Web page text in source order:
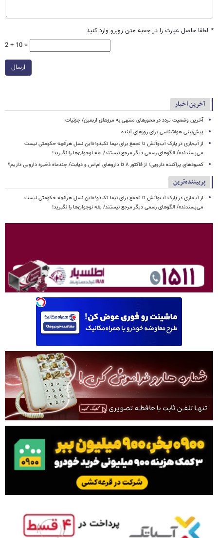
* لطفا حاصل عبارت را در جعبه متن روبرو وارد کنید
2 + 10 =
ارسال
آخرین اخبار
آخرین وضعیت تردد در محورهای منتهی به مرزهای اربعین/ جزئیات
پیش‌بینی هواشناسی برای روزهای آینده
از آب‌بازی در پارک آب‌وآتش تا تجمع برای نیما تکیدو؛«این نسل هرآنچه حکومتی نیست
می‌پسندند»/ الگوهای رسمی دیگر مرجع نیستند/ یقه نوجوان‌ها را نگیرید!
کمبودهای پراکنده دارویی؛ از فاکتور ۸ تا داروهای ام‌اس و دیابت/ چندماه ذخیره دارویی داریم؟
پربیننده‌ترین
از آب‌بازی در پارک آب‌وآتش تا تجمع برای نیما تکیدو؛«این نسل هرآنچه حکومتی نیست
می‌پسندند»/ الگوهای رسمی دیگر مرجع نیستند/ یقه نوجوان‌ها را نگیرید!